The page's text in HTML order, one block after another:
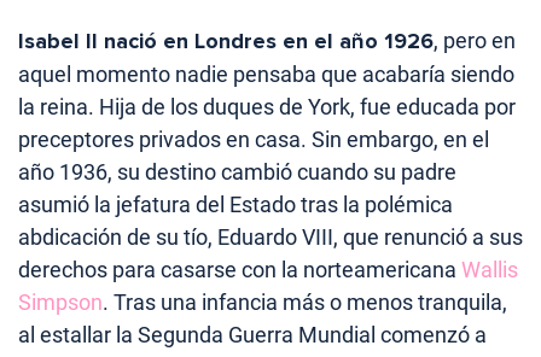
Isabel II nació en Londres en el año 1926, pero en
aquel momento nadie pensaba que acabaría siendo
la reina. Hija de los duques de York, fue educada por
preceptores privados en casa. Sin embargo, en el
año 1936, su destino cambió cuando su padre
asumió la jefatura del Estado tras la polémica
abdicación de su tío, Eduardo VIII, que renunció a sus
derechos para casarse con la norteamericana Wallis
Simpson. Tras una infancia más o menos tranquila,
al estallar la Segunda Guerra Mundial comenzó a